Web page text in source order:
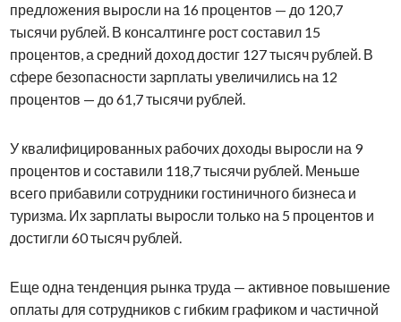
предложения выросли на 16 процентов — до 120,7
тысячи рублей. В консалтинге рост составил 15
процентов, а средний доход достиг 127 тысяч рублей. В
сфере безопасности зарплаты увеличились на 12
процентов — до 61,7 тысячи рублей.
У квалифицированных рабочих доходы выросли на 9
процентов и составили 118,7 тысячи рублей. Меньше
всего прибавили сотрудники гостиничного бизнеса и
туризма. Их зарплаты выросли только на 5 процентов и
достигли 60 тысяч рублей.
Еще одна тенденция рынка труда — активное повышение
оплаты для сотрудников с гибким графиком и частичной